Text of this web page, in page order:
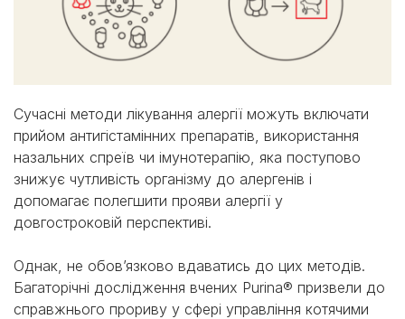
Сучасні методи лікування алергії можуть включати
прийом антигістамінних препаратів, використання
назальних спреїв чи імунотерапію, яка поступово
знижує чутливість організму до алергенів і
допомагає полегшити прояви алергії у
довгостроковій перспективі.
Однак, не обовʼязково вдаватись до цих методів.
Багаторічні дослідження вчених Purina® призвели до
справжнього прориву у сфері управління котячими